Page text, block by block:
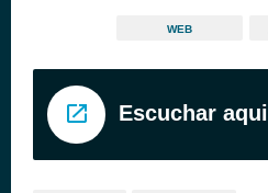
WEB
Escuchar aqui